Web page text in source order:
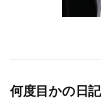
何度目かの日